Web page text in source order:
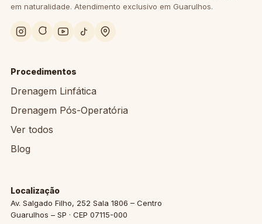
em naturalidade. Atendimento exclusivo em Guarulhos.
Procedimentos
Drenagem Linfática
Drenagem Pós-Operatória
Ver todos
Blog
Localização
Av. Salgado Filho, 252 Sala 1806 – Centro
Guarulhos – SP · CEP 07115-000